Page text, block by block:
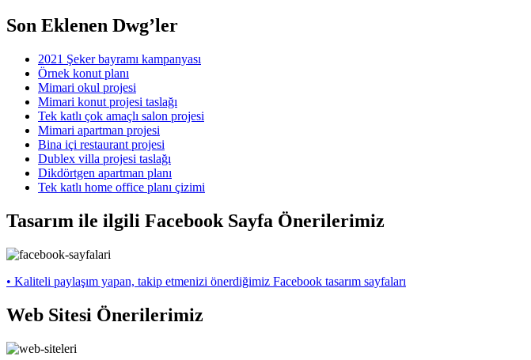
Son Eklenen Dwg’ler
2021 Şeker bayramı kampanyası
Örnek konut planı
Mimari okul projesi
Mimari konut projesi taslağı
Tek katlı çok amaçlı salon projesi
Mimari apartman projesi
Bina içi restaurant projesi
Dublex villa projesi taslağı
Dikdörtgen apartman planı
Tek katlı home office planı çizimi
Tasarım ile ilgili Facebook Sayfa Önerilerimiz
• Kaliteli paylaşım yapan, takip etmenizi önerdiğimiz Facebook tasarım sayfaları
Web Sitesi Önerilerimiz